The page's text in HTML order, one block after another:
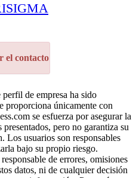
el contacto
de empresa ha sido
proporciona únicamente con
se esfuerza por asegurar la
pero no garantiza su
Los usuarios son responsables
bajo su propio riesgo.
de errores, omisiones
datos, ni de cualquier decisión